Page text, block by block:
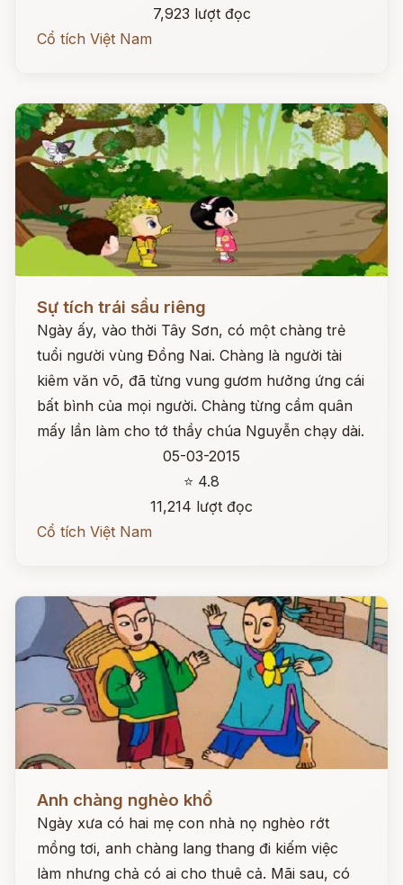
7,923 lượt đọc
Cổ tích Việt Nam
Sự tích trái sầu riêng
Ngày ấy, vào thời Tây Sơn, có một chàng trẻ
tuổi người vùng Đồng Nai. Chàng là người tài
kiêm văn võ, đã từng vung gươm hưởng ứng cái
bất bình của mọi người. Chàng từng cầm quân
mấy lần làm cho tớ thầy chúa Nguyễn chạy dài.
05-03-2015
⭐ 4.8
11,214 lượt đọc
Cổ tích Việt Nam
Anh chàng nghèo khổ
Ngày xưa có hai mẹ con nhà nọ nghèo rớt
mồng tơi, anh chàng lang thang đi kiếm việc
làm nhưng chả có ai cho thuê cả. Mãi sau, có